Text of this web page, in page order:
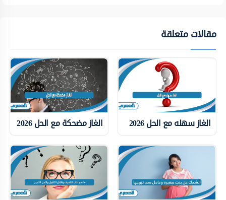
مقالات متعلقة
الغاز سهله مع الحل 2026 الغاز مضحكة مع الحل 2026